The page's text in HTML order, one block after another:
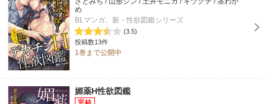
め
BLマンガ、新・性欲図鑑シリーズ
(3.5)
投稿数13件
1巻まで公開中
媚薬H性欲図鑑